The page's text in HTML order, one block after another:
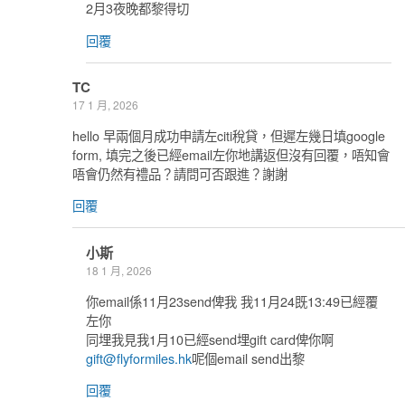
2月3夜晚都黎得切
回覆
TC
17 1 月, 2026
hello 早兩個月成功申請左citi稅貸，但遲左幾日填google
form, 填完之後已經email左你地講返但沒有回覆，唔知會
唔會仍然有禮品？請問可否跟進？謝謝
回覆
小斯
18 1 月, 2026
你email係11月23send俾我 我11月24既13:49已經覆
左你
同埋我見我1月10已經send埋gift card俾你啊
gift@flyformiles.hk呢個email send出黎
回覆